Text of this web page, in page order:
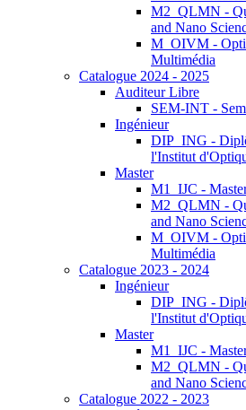
M2_QLMN -
and Nano
M_OIVM -
Multimédia
Catalogue 2024 - 2025
Auditeur Libre
SEM-INT -
Ingénieur
DIP_ING -
l'Institut
Master
M1_IJC -
M2_QLMN -
and Nano
M_OIVM -
Multimédia
Catalogue 2023 - 2024
Ingénieur
DIP_ING -
l'Institut
Master
M1_IJC -
M2_QLMN -
and Nano
Catalogue 2022 - 2023